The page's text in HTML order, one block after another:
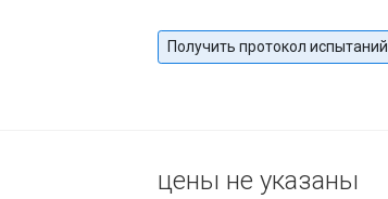
Получить протокол испытаний
цены не указаны